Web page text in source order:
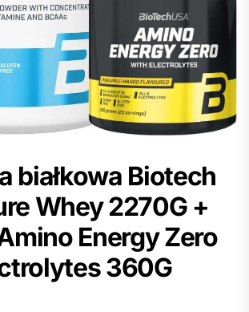
białkowa Biotech
Whey 2270G +
Energy Zero
360G